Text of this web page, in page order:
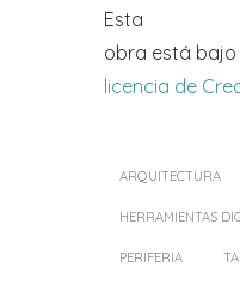
Esta
obra está bajo
licencia de
ARQUITECTURA
HERRAMIENTAS
PERIFERIA